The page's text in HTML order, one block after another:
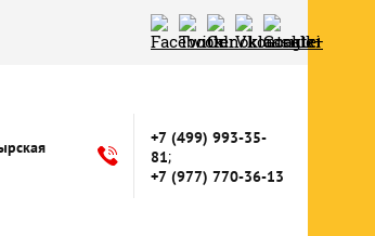
+7 (499) 993-35-
81;
+7 (977) 770-36-13